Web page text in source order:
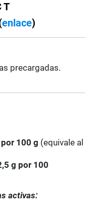
T
enlace)
precargadas.
100 g (equivale al
g por 100
activas: